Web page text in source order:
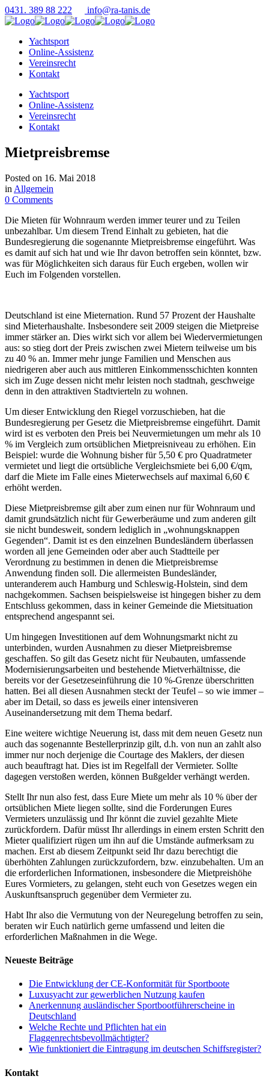
0431. 389 88 222 info@ra-tanis.de
Yachtsport
Online-Assistenz
Vereinsrecht
Kontakt
Yachtsport
Online-Assistenz
Vereinsrecht
Kontakt
Mietpreisbremse
Posted on 16. Mai 2018
in Allgemein
0 Comments
Die Mieten für Wohnraum werden immer teurer und zu Teilen
unbezahlbar. Um diesem Trend Einhalt zu gebieten, hat die
Bundesregierung die sogenannte Mietpreisbremse eingeführt. Was
es damit auf sich hat und wie Ihr davon betroffen sein könntet, bzw.
was für Möglichkeiten sich daraus für Euch ergeben, wollen wir
Euch im Folgenden vorstellen.
Deutschland ist eine Mieternation. Rund 57 Prozent der Haushalte
sind Mieterhaushalte. Insbesondere seit 2009 steigen die Mietpreise
immer stärker an. Dies wirkt sich vor allem bei Wiedervermietungen
aus: so stieg dort der Preis zwischen zwei Mietern teilweise um bis
zu 40 % an. Immer mehr junge Familien und Menschen aus
niedrigeren aber auch aus mittleren Einkommensschichten konnten
sich im Zuge dessen nicht mehr leisten noch stadtnah, geschweige
denn in den attraktiven Stadtvierteln zu wohnen.
Um dieser Entwicklung den Riegel vorzuschieben, hat die
Bundesregierung per Gesetz die Mietpreisbremse eingeführt. Damit
wird ist es verboten den Preis bei Neuvermietungen um mehr als 10
% im Vergleich zum ortsüblichen Mietpreisniveau zu erhöhen. Ein
Beispiel: wurde die Wohnung bisher für 5,50 € pro Quadratmeter
vermietet und liegt die ortsübliche Vergleichsmiete bei 6,00 €/qm,
darf die Miete im Falle eines Mieterwechsels auf maximal 6,60 €
erhöht werden.
Diese Mietpreisbremse gilt aber zum einen nur für Wohnraum und
damit grundsätzlich nicht für Gewerberäume und zum anderen gilt
sie nicht bundesweit, sondern lediglich in „wohnungsknappen
Gegenden“. Damit ist es den einzelnen Bundesländern überlassen
worden all jene Gemeinden oder aber auch Stadtteile per
Verordnung zu bestimmen in denen die Mietpreisbremse
Anwendung finden soll. Die allermeisten Bundesländer,
unteranderem auch Hamburg und Schleswig-Holstein, sind dem
nachgekommen. Sachsen beispielsweise ist hingegen bisher zu dem
Entschluss gekommen, dass in keiner Gemeinde die Mietsituation
entsprechend angespannt sei.
Um hingegen Investitionen auf dem Wohnungsmarkt nicht zu
unterbinden, wurden Ausnahmen zu dieser Mietpreisbremse
geschaffen. So gilt das Gesetz nicht für Neubauten, umfassende
Modernisierungsarbeiten und bestehende Mietverhältnisse, die
bereits vor der Gesetzeseinführung die 10 %-Grenze überschritten
hatten. Bei all diesen Ausnahmen steckt der Teufel – so wie immer –
aber im Detail, so dass es jeweils einer intensiveren
Auseinandersetzung mit dem Thema bedarf.
Eine weitere wichtige Neuerung ist, dass mit dem neuen Gesetz nun
auch das sogenannte Bestellerprinzip gilt, d.h. von nun an zahlt also
immer nur noch derjenige die Courtage des Maklers, der diesen
auch beauftragt hat. Dies ist im Regelfall der Vermieter. Sollte
dagegen verstoßen werden, können Bußgelder verhängt werden.
Stellt Ihr nun also fest, dass Eure Miete um mehr als 10 % über der
ortsüblichen Miete liegen sollte, sind die Forderungen Eures
Vermieters unzulässig und Ihr könnt die zuviel gezahlte Miete
zurückfordern. Dafür müsst Ihr allerdings in einem ersten Schritt den
Mieter qualifiziert rügen um ihn auf die Umstände aufmerksam zu
machen. Erst ab diesem Zeitpunkt seid Ihr dazu berechtigt die
überhöhten Zahlungen zurückzufordern, bzw. einzubehalten. Um an
die erforderlichen Informationen, insbesondere die Mietpreishöhe
Eures Vormieters, zu gelangen, steht euch von Gesetzes wegen ein
Auskunftsanspruch gegenüber dem Vermieter zu.
Habt Ihr also die Vermutung von der Neuregelung betroffen zu sein,
beraten wir Euch natürlich gerne umfassend und leiten die
erforderlichen Maßnahmen in die Wege.
Neueste Beiträge
Die Entwicklung der CE-Konformität für Sportboote
Luxusyacht zur gewerblichen Nutzung kaufen
Anerkennung ausländischer Sportbootführerscheine in
Deutschland
Welche Rechte und Pflichten hat ein
Flaggenrechtsbevollmächtigter?
Wie funktioniert die Eintragung im deutschen Schiffsregister?
Kontakt